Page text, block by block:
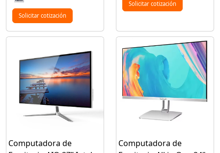
Solicitar cotización
Solicitar cotización
Computadora de
Computadora de